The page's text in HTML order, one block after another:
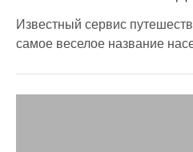
Известный сервис
самое веселое название